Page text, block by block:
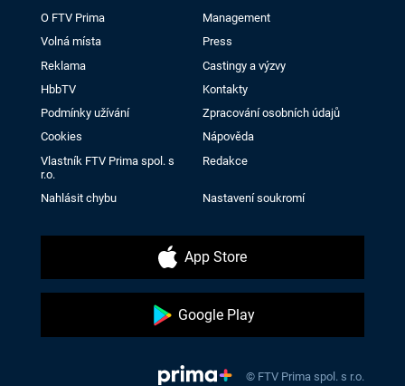
O FTV Prima
Management
Volná místa
Press
Reklama
Castingy a výzvy
HbbTV
Kontakty
Podmínky užívání
Zpracování osobních údajů
Cookies
Nápověda
Vlastník FTV Prima spol. s
r.o.
Redakce
Nahlásit chybu Nastavení soukromí
App Store
Google Play
© FTV Prima spol. s r.o.